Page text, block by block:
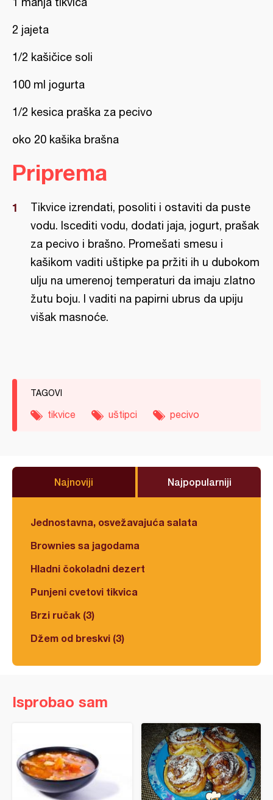
2 jajeta
1/2 kašičice soli
100 ml jogurta
1/2 kesica praška za pecivo
oko 20 kašika brašna
Priprema
Tikvice izrendati, posoliti i ostaviti da puste
vodu. Iscediti vodu, dodati jaja, jogurt, prašak
za pecivo i brašno. Promešati smesu i
kašikom vaditi uštipke pa pržiti ih u dubokom
ulju na umerenoj temperaturi da imaju zlatno
žutu boju. I vaditi na papirni ubrus da upiju
višak masnoće.
TAGOVI
tikvice uštipci pecivo
Najnoviji Najpopularniji
Jednostavna, osvežavajuća salata
Brownies sa jagodama
Hladni čokoladni dezert
Punjeni cvetovi tikvica
Brzi ručak (3)
Džem od breskvi (3)
Isprobao sam